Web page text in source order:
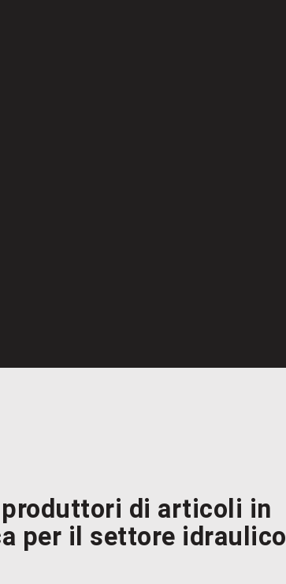
produttori di articoli in
per il settore idraulico